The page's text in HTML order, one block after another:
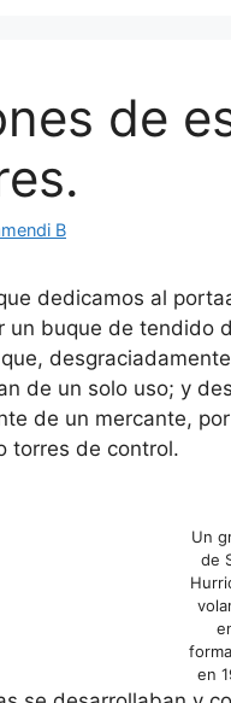
de
B
dedicamos al
un buque de tendido
de un solo uso; y
de un mercante,
torres de control.
Un
de
en